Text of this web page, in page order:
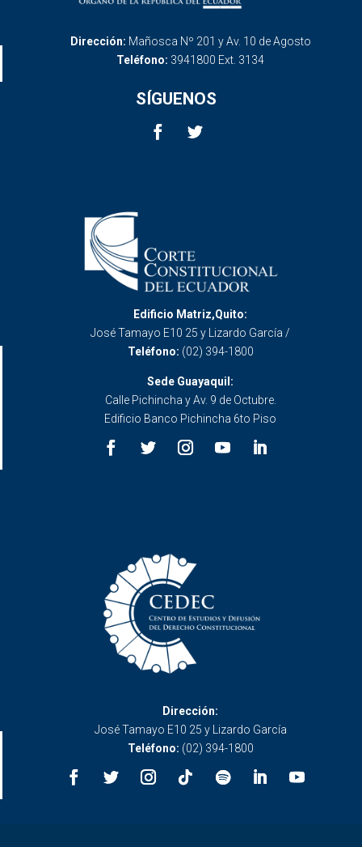
Dirección: Mañosca Nº 201 y Av. 10 de Agosto
Teléfono: 3941800 Ext. 3134
SÍGUENOS
Edificio Matriz,Quito:
José Tamayo E10 25 y Lizardo García /
Teléfono: (02) 394-1800
Sede Guayaquil:
Calle Pichincha y Av. 9 de Octubre.
Edificio Banco Pichincha 6to Piso
Dirección:
José Tamayo E10 25 y Lizardo García
Teléfono: (02) 394-1800